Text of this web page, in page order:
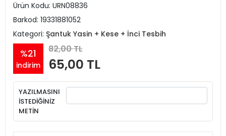
Ürün Kodu: URN08836
Barkod: 19331881052
Kategori: Şantuk Yasin + Kese + İnci Tesbih
%21
indirim
82,00 TL
65,00 TL
YAZILMASINI
İSTEDİĞİNİZ
METİN